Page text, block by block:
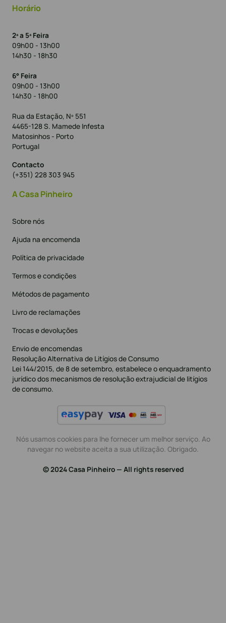
Horário
2ª a 5ª Feira
09h00 - 13h00
14h30 - 18h30
6° Feira
09h00 - 13h00
14h30 - 18h00
Rua da Estação, Nº 551
4465-128 S. Mamede Infesta
Matosinhos - Porto
Portugal
Contacto
(+351) 228 303 945
A Casa Pinheiro
Sobre nós
Ajuda na encomenda
Política de privacidade
Termos e condições
Métodos de pagamento
Livro de reclamações
Trocas e devoluções
Envio de encomendas
Resolução Alternativa de Litígios de Consumo
Lei 144/2015, de 8 de setembro, estabelece o enquadramento
jurídico dos mecanismos de resolução extrajudicial de litígios
de consumo.
Nós usamos cookies para lhe fornecer um melhor serviço. Ao
navegar no website aceita a sua utilização. Obrigado.
© 2024 Casa Pinheiro — All rights reserved